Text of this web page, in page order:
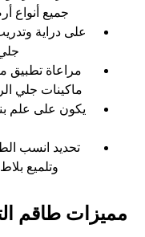
جميع أنواع
على دراية
مراعاة تطبيق
ماكينات جلي
يكون على علم
تحديد انسب
وتلميع
مميزات طاقم